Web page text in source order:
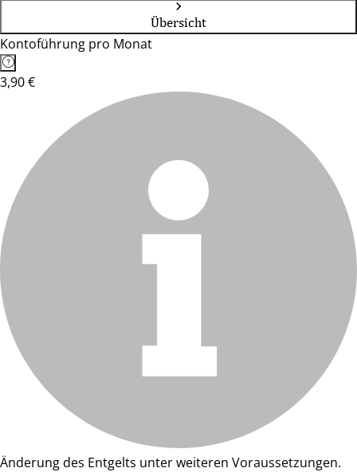
Übersicht
Kontoführung pro Monat
3,90 €
Änderung des Entgelts unter weiteren Voraussetzungen.